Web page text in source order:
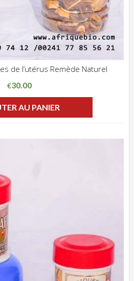
de l’utérus Remède Naturel
€30.00
AU PANIER